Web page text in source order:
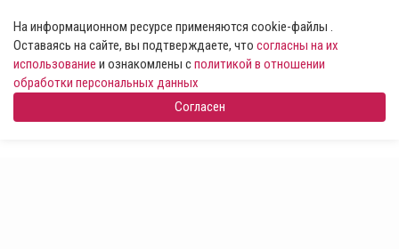
На информационном ресурсе применяются cookie-файлы .
Оставаясь на сайте, вы подтверждаете, что согласны на их
использование и ознакомлены сполитикой в отношении
обработки персональных данных
Согласен